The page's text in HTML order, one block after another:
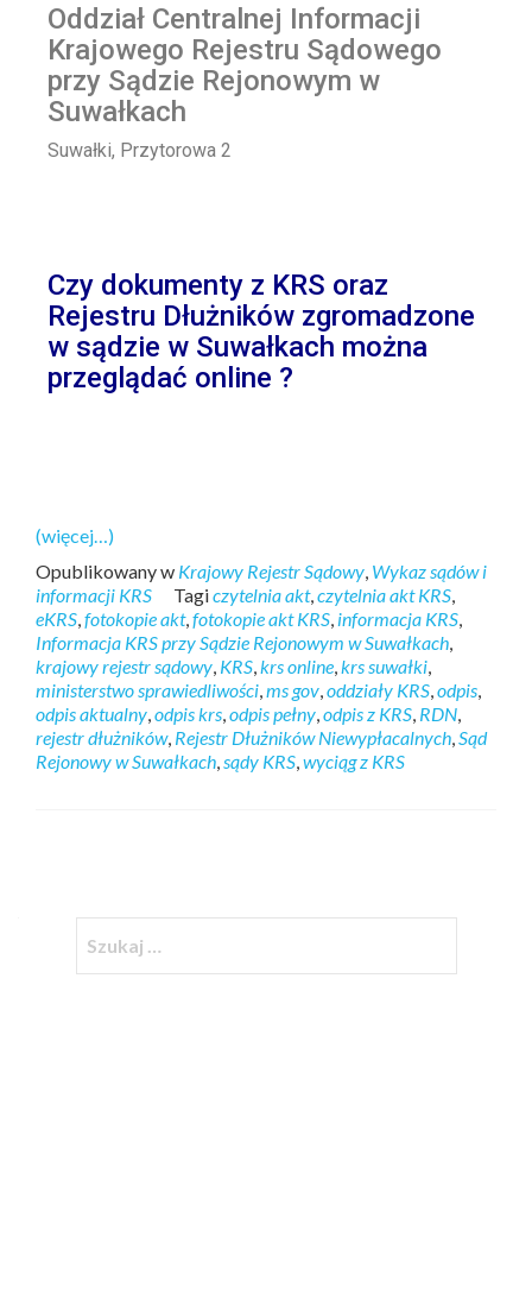
Oddział Centralnej Informacji
Krajowego Rejestru Sądowego
przy Sądzie Rejonowym w
Suwałkach
Suwałki, Przytorowa 2
Czy dokumenty z KRS oraz
Rejestru Dłużników zgromadzone
w sądzie w Suwałkach można
przeglądać online ?
(więcej…)
Opublikowany w Krajowy Rejestr Sądowy, Wykaz sądów i
informacji KRS
Tagiczytelnia akt,czytelnia akt KRS,
eKRS,fotokopie akt,fotokopie akt KRS, informacja KRS,
Informacja KRS przy Sądzie Rejonowym w Suwałkach,
krajowy rejestr sądowy, KRS,krs online,krs suwałki,
ministerstwo sprawiedliwości,ms gov,oddziały KRS,odpis,
odpis aktualny,odpis krs,odpis pełny,odpis z KRS, RDN,
rejestr dłużników, Rejestr Dłużników Niewypłacalnych,Sąd
Rejonowy w Suwałkach,sądy KRS,wyciąg z KRS